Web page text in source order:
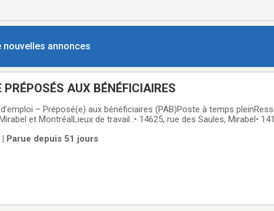
nouvelles annonces
PRÉPOSÉS AUX BÉNÉFICIAIRES
– Préposé(e) aux bénéficiaires (PAB)Poste à temps
et MontréalLieux de travail :• 14625, rue des Saules, Mirabel•
présentant des
Parue depuis 51 jours